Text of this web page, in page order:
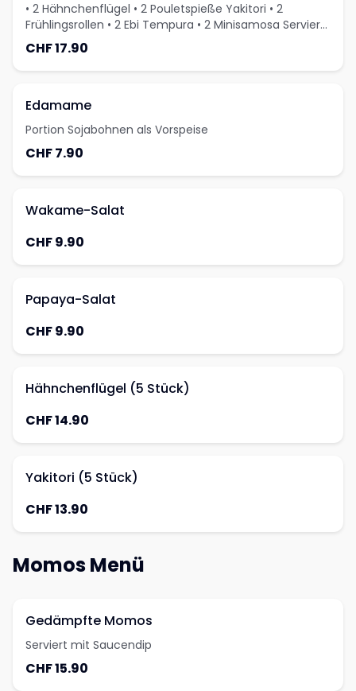
• 2 Hähnchenflügel • 2 Pouletspieße Yakitori • 2
Frühlingsrollen • 2 Ebi Tempura • 2 Minisamosa Serviert
mit Saucendip
CHF 17.90
Edamame
Portion Sojabohnen als Vorspeise
CHF 7.90
Wakame-Salat
CHF 9.90
Papaya-Salat
CHF 9.90
Hähnchenflügel (5 Stück)
CHF 14.90
Yakitori (5 Stück)
CHF 13.90
Momos Menü
Gedämpfte Momos
Serviert mit Saucendip
CHF 15.90